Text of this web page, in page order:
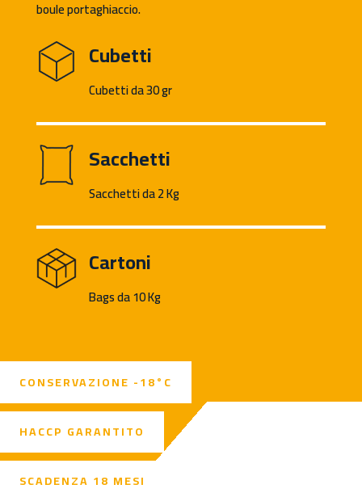
boule portaghiaccio.
Cubetti
Cubetti da 30 gr
Sacchetti
Sacchetti da 2 Kg
Cartoni
Bags da 10 Kg
CONSERVAZIONE -18°C
HACCP GARANTITO
SCADENZA 18 MESI